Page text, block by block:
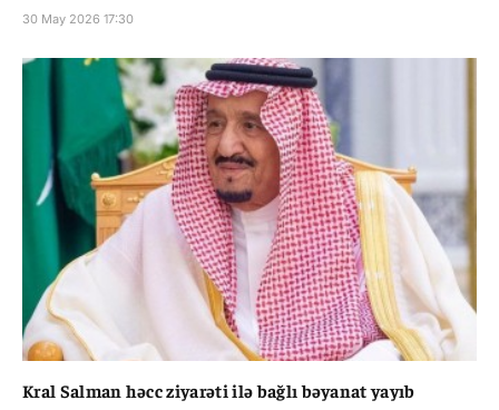
30 May 2026 17:30
Kral Salman həcc ziyarəti ilə bağlı bəyanat yayıb